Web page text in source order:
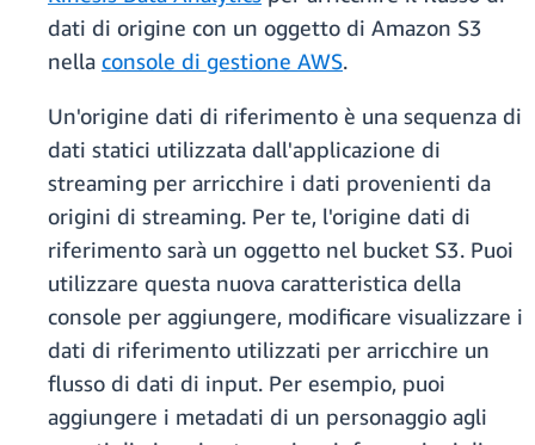
dati di origine con un oggetto di Amazon S3
nella console di gestione AWS.
Un'origine dati di riferimento è una sequenza di
dati statici utilizzata dall'applicazione di
streaming per arricchire i dati provenienti da
origini di streaming. Per te, l'origine dati di
riferimento sarà un oggetto nel bucket S3. Puoi
utilizzare questa nuova caratteristica della
console per aggiungere, modificare visualizzare i
dati di riferimento utilizzati per arricchire un
flusso di dati di input. Per esempio, puoi
aggiungere i metadati di un personaggio agli